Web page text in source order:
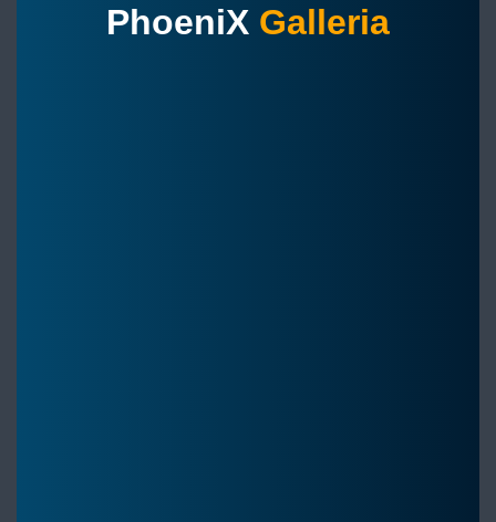
PhoeniX Galleria